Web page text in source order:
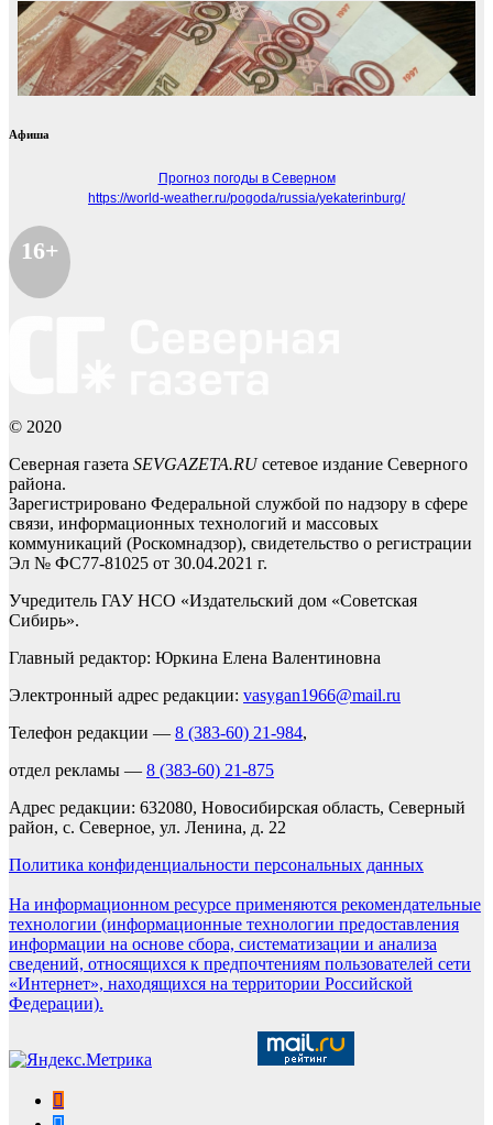
Афиша
Прогноз погоды в Северном
https://world-weather.ru/pogoda/russia/yekaterinburg/
16+
© 2020
Северная газета SEVGAZETA.RUсетевое издание Северного
района.
Зарегистрировано Федеральной службой по надзору в сфере
связи, информационных технологий и массовых
коммуникаций (Роскомнадзор), свидетельство о регистрации
Эл № ФС77-81025 от 30.04.2021 г.
Учредитель ГАУ НСО «Издательский дом «Советская
Сибирь».
Главный редактор: Юркина Елена Валентиновна
Электронный адрес редакции: vasygan1966@mail.ru
Телефон редакции — 8 (383-60) 21-984,
отдел рекламы — 8 (383-60) 21-875
Адрес редакции: 632080, Новосибирская область, Северный
район, с. Северное, ул. Ленина, д. 22
Политика конфиденциальности персональных данных
На информационном ресурсе применяются рекомендательные
технологии (информационные технологии предоставления
информации на основе сбора, систематизации и анализа
сведений, относящихся к предпочтениям пользователей сети
«Интернет», находящихся на территории Российской
Федерации).